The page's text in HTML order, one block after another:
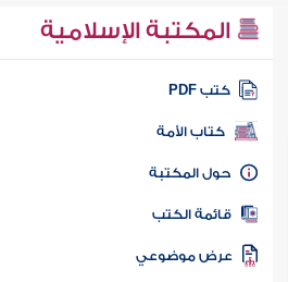
المكتبة الإسلامية
كتب PDF
كتاب الأمة
المكتبة
الكتب